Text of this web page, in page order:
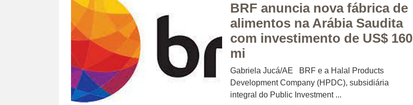
BRF anuncia nova fábrica de
alimentos na Arábia Saudita
com investimento de US$ 160
mi
Gabriela Jucá/AE BRF e a Halal Products
Development Company (HPDC), subsidiária
integral do Public Investment ...